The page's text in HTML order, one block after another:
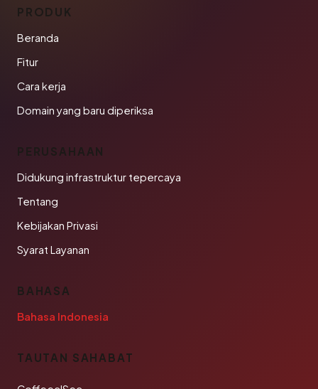
PRODUK
Beranda
Fitur
Cara kerja
Domain yang baru diperiksa
PERUSAHAAN
Didukung infrastruktur tepercaya
Tentang
Kebijakan Privasi
Syarat Layanan
BAHASA
Bahasa Indonesia
TAUTAN SAHABAT